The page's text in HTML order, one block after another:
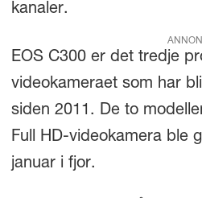
kanaler.
EOS C300 er det tredje
videokameraet som har
siden 2011. De to
Full HD-videokamera ble
januar i fjor.